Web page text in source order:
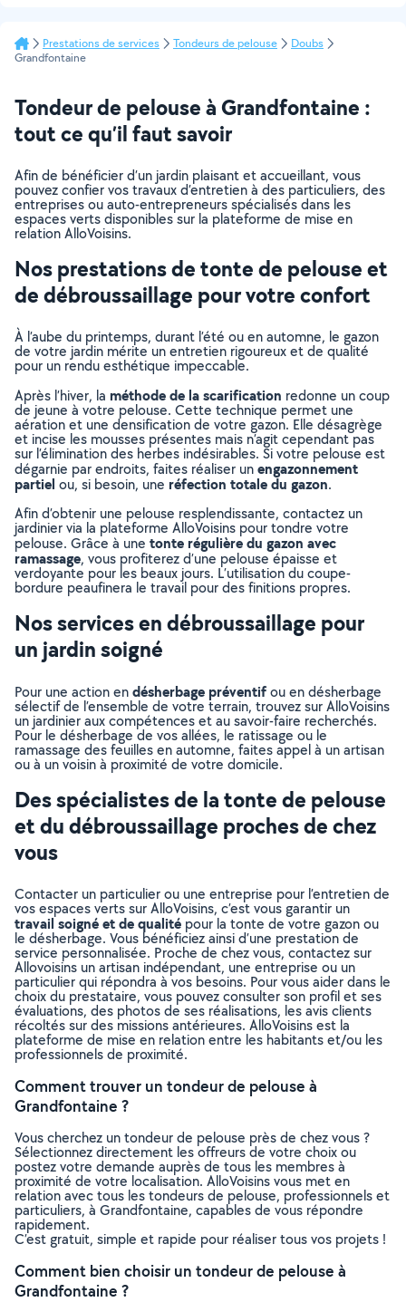
Prestations de services Tondeurs de pelouse
Doubs
Grandfontaine
Tondeur de pelouse à Grandfontaine :
tout ce qu’il faut savoir
Afin de bénéficier d’un jardin plaisant et accueillant, vous
pouvez confier vos travaux d’entretien à des particuliers, des
entreprises ou auto-entrepreneurs spécialisés dans les
espaces verts disponibles sur la plateforme de mise en
relation AlloVoisins.
Nos prestations de tonte de pelouse et
de débroussaillage pour votre confort
À l’aube du printemps, durant l’été ou en automne, le gazon
de votre jardin mérite un entretien rigoureux et de qualité
pour un rendu esthétique impeccable.
Après l’hiver, la méthode de la scarification redonne un coup
de jeune à votre pelouse. Cette technique permet une
aération et une densification de votre gazon. Elle désagrège
et incise les mousses présentes mais n’agit cependant pas
sur l’élimination des herbes indésirables. Si votre pelouse est
dégarnie par endroits, faites réaliser unengazonnement
partiel ou, si besoin, une réfection totale du gazon.
Afin d’obtenir une pelouse resplendissante, contactez un
jardinier via la plateforme AlloVoisins pour tondre votre
pelouse. Grâce à une tonte régulière du gazon avec
ramassage, vous profiterez d’une pelouse épaisse et
verdoyante pour les beaux jours. L’utilisation du coupe-
bordure peaufinera le travail pour des finitions propres.
Nos services en débroussaillage pour
un jardin soigné
Pour une action endésherbage préventifou en désherbage
sélectif de l’ensemble de votre terrain, trouvez sur AlloVoisins
un jardinier aux compétences et au savoir-faire recherchés.
Pour le désherbage de vos allées, le ratissage ou le
ramassage des feuilles en automne, faites appel à un artisan
ou à un voisin à proximité de votre domicile.
Des spécialistes de la tonte de pelouse
et du débroussaillage proches de chez
vous
Contacter un particulier ou une entreprise pour l’entretien de
vos espaces verts sur AlloVoisins, c’est vous garantir un
travail soigné et de qualité pour la tonte de votre gazon ou
le désherbage. Vous bénéficiez ainsi d’une prestation de
service personnalisée. Proche de chez vous, contactez sur
Allovoisins un artisan indépendant, une entreprise ou un
particulier qui répondra à vos besoins. Pour vous aider dans le
choix du prestataire, vous pouvez consulter son profil et ses
évaluations, des photos de ses réalisations, les avis clients
récoltés sur des missions antérieures. AlloVoisins est la
plateforme de mise en relation entre les habitants et/ou les
professionnels de proximité.
Comment trouver un tondeur de pelouse à
Grandfontaine ?
Vous cherchez un tondeur de pelouse près de chez vous ?
Sélectionnez directement les offreurs de votre choix ou
postez votre demande auprès de tous les membres à
proximité de votre localisation. AlloVoisins vous met en
relation avec tous les tondeurs de pelouse, professionnels et
particuliers, à Grandfontaine, capables de vous répondre
rapidement.
C’est gratuit, simple et rapide pour réaliser tous vos projets !
Comment bien choisir un tondeur de pelouse à
Grandfontaine ?